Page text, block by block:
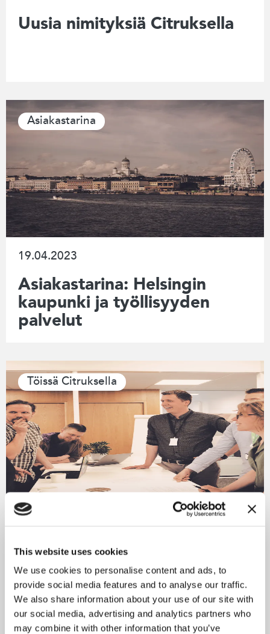
This website uses cookies
We use cookies to personalise content and ads, to
provide social media features and to analyse our traffic.
We also share information about your use of our site with
our social media, advertising and analytics partners who
may combine it with other information that you’ve
Uusia nimityksiä Citruksella
Asiakastarina
19.04.2023
Asiakastarina: Helsingin
kaupunki ja työllisyyden
palvelut
Töissä Citruksella
08.02.2023
Minkälainen Citrus on
työnantajana? Katso
tallenne!